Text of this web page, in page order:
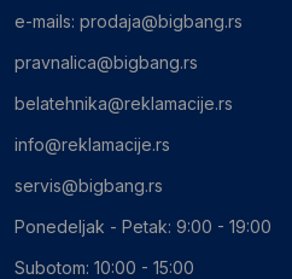
e-mails: prodaja@bigbang.rs
pravnalica@bigbang.rs
belatehnika@reklamacije.rs
info@reklamacije.rs
servis@bigbang.rs
Ponedeljak - Petak: 9:00 - 19:00
Subotom: 10:00 - 15:00